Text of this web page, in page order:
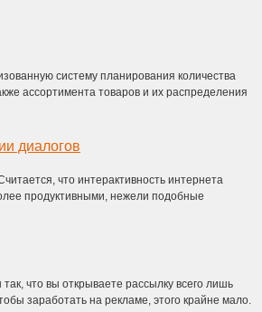
систему планирования количества
ассортимента товаров и их распределения
диалогов
что интерактивность интернета
продуктивными, нежели подобные
что вы открываете рассылку всего лишь
заработать на рекламе, этого крайне мало.